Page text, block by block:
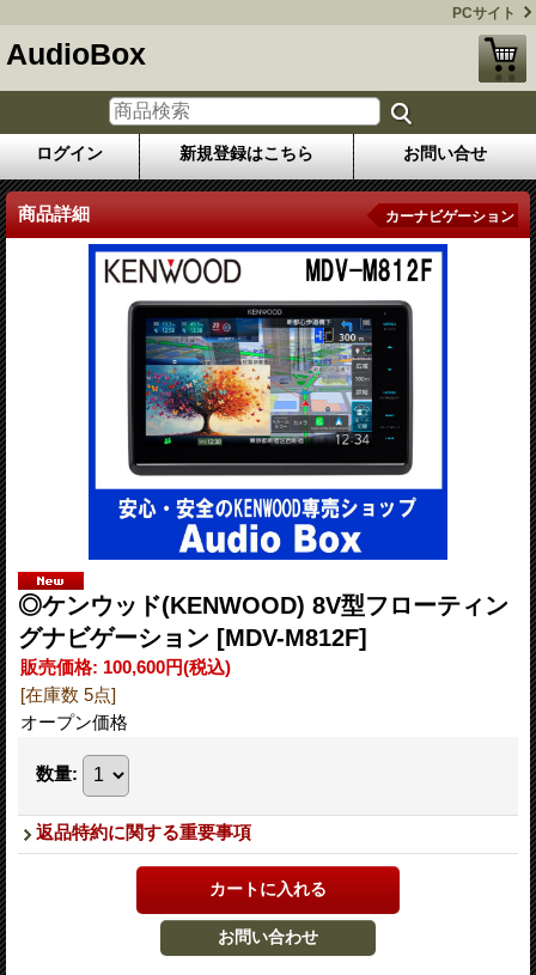
PCサイト
AudioBox
ログイン 新規登録はこちら お問い合せ
商品詳細 カーナビゲーション
◎ケンウッド(KENWOOD) 8V型フローティン
グナビゲーション [MDV-M812F]
販売価格: 100,600円(税込)
[在庫数 5点]
オープン価格
数量:
返品特約に関する重要事項